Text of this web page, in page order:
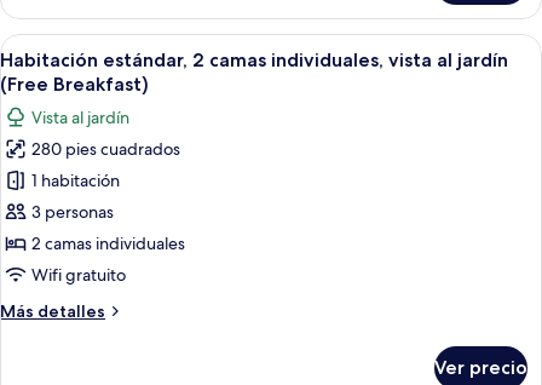
jardín
(Free
Breakfast)
estándar,
cama
King
size,
vista
al
jardín
(Free
Breakfast)
Abrir
todas
las
fotos
de
Habitación
estándar,
2
camas
vista
Habitación de hotel con dos camas,
8
Habitación estándar, 2 camas individuales, vista al jardín
(Free Breakfast)
Vista al jardín
280 pies cuadrados
1 habitación
3 personas
2 camas individuales
Wifi gratuito
Más detalles
Más
Ver precio